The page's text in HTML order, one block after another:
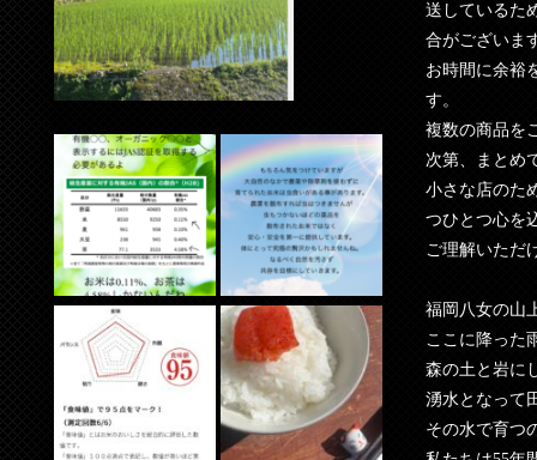
送しているた
合がございま
お時間に余裕
す。
複数の商品を
次第、まとめ
小さな店のた
つひとつ心を
ご理解いただ
福岡八女の山
ここに降った
森の土と岩に
湧水となって
その水で育つ